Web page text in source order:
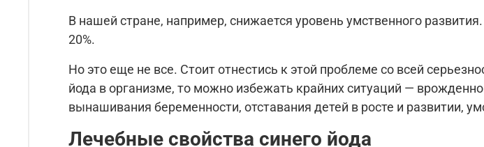
В нашей стране, например, снижается уровень умственного
20%.
Но это еще не все. Стоит отнестись к этой проблеме со всей
йода в организме, то можно избежать крайних ситуаций —
вынашивания беременности, отставания детей в росте и развитии,
Лечебные свойства синего йода